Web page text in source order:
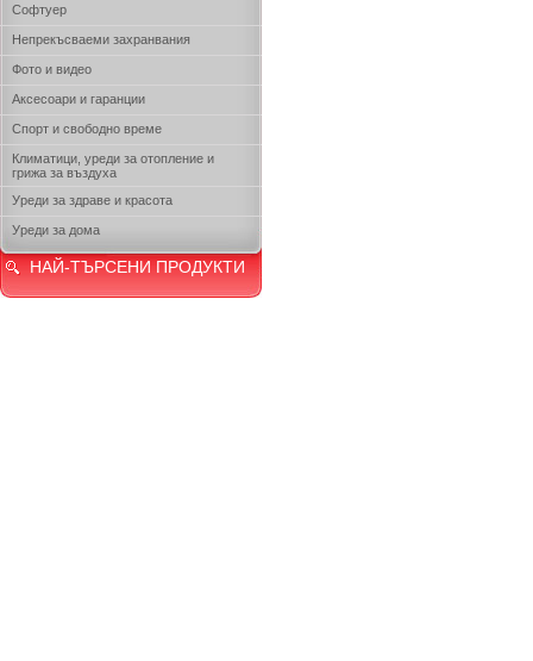
Софтуер
Непрекъсваеми захранвания
Фото и видео
Аксесоари и гаранции
Спорт и свободно време
Климатици, уреди за отопление и
грижа за въздуха
Уреди за здраве и красота
Уреди за дома
НАЙ-ТЪРСЕНИ ПРОДУКТИ